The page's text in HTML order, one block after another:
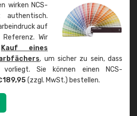
wirken NCS-
authentisch.
auf
Wir
Kauf eines
, um sicher zu sein, dass
Sie können einen NCS-
(zzgl. MwSt.) bestellen.